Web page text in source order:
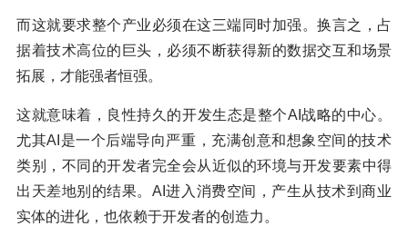
而这就要求整个产业必须在这三端同时加强。换言之，占
据着技术高位的巨头，必须不断获得新的数据交互和场景
拓展，才能强者恒强。
这就意味着，良性持久的开发生态是整个AI战略的中心。
尤其AI是一个后端导向严重，充满创意和想象空间的技术
类别，不同的开发者完全会从近似的环境与开发要素中得
出天差地别的结果。AI进入消费空间，产生从技术到商业
实体的进化，也依赖于开发者的创造力。